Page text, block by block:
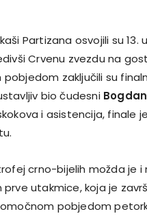
Partizana osvojili su 13.
Crvenu zvezdu na
pobjedom zaključili su
bio čudesni
i asistencija, finale
crno-bijelih možda je i
prve utakmice, koja je
pobjedom